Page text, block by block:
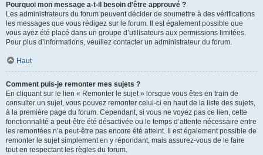
Pourquoi mon message a-t-il besoin d’être approuvé ?
Les administrateurs du forum peuvent décider de soumettre à des vérifications
les messages que vous rédigez sur le forum. Il est également possible que
vous ayez été placé dans un groupe d’utilisateurs aux permissions limitées.
Pour plus d’informations, veuillez contacter un administrateur du forum.
Haut
Comment puis-je remonter mes sujets ?
En cliquant sur le lien « Remonter le sujet » lorsque vous êtes en train de
consulter un sujet, vous pouvez remonter celui-ci en haut de la liste des sujets,
à la première page du forum. Cependant, si vous ne voyez pas ce lien, cette
fonctionnalité a peut-être été désactivée ou le temps d’attente nécessaire entre
les remontées n’a peut-être pas encore été atteint. Il est également possible de
remonter le sujet simplement en y répondant, mais assurez-vous de le faire
tout en respectant les règles du forum.